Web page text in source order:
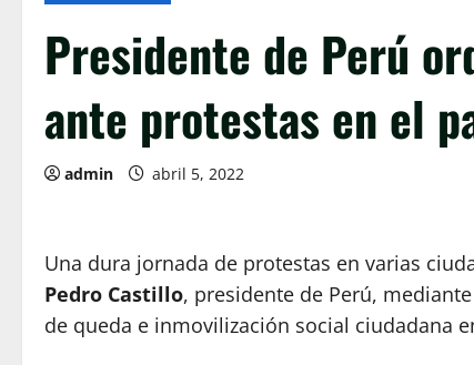
Presidente de Perú
ante protestas en el
admin abril 5, 2022
Una dura jornada de protestas en varias
Pedro Castillo, presidente de Perú,
de queda e inmovilización social ciudadana